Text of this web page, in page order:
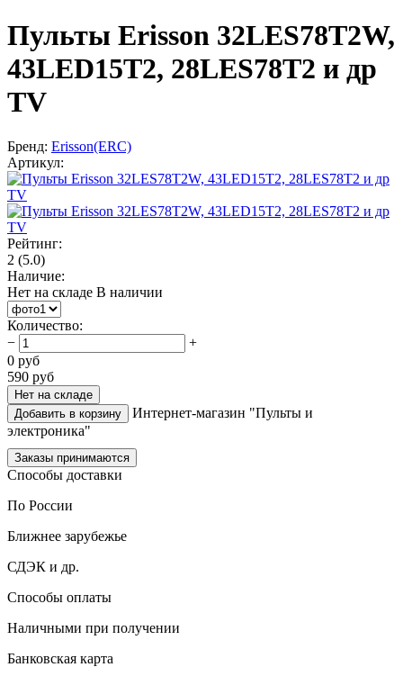
Пульты Erisson 32LES78T2W,
43LED15T2, 28LES78T2 и др
TV
Бренд: Erisson(ERC)
Артикул:
Рейтинг:
2 (5.0)
Наличие:
Нет на складе В наличии
Количество:
−
+
0 руб
590 руб
Нет на складе
Добавить в корзину
Интернет-магазин "Пульты и
электроника"
Заказы принимаются
Способы доставки
По России
Ближнее зарубежье
СДЭК и др.
Способы оплаты
Наличными при получении
Банковская карта